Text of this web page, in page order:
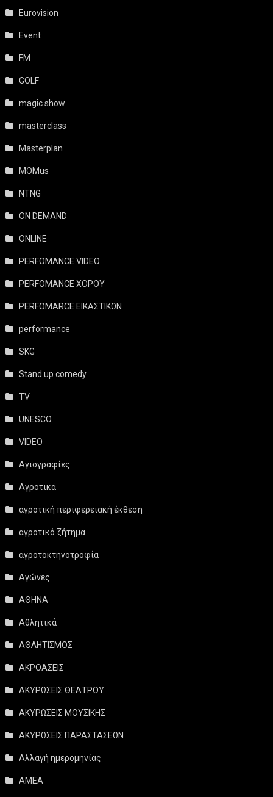
Eurovision
Event
FM
GOLF
magic show
masterclass
Masterplan
MOMus
NTNG
ON DEMAND
ONLINE
PERFOMANCE VIDEO
PERFOMANCE ΧΟΡΟΥ
PERFOMARCE ΕΙΚΑΣΤΙΚΩΝ
performance
SKG
Stand up comedy
TV
UNESCO
VIDEO
Αγιογραφίες
Αγροτικά
αγροτική περιφερειακή έκθεση
αγροτικό ζήτημα
αγροτοκτηνοτροφία
Αγώνες
ΑΘΗΝΑ
Αθλητικά
ΑΘΛΗΤΙΣΜΟΣ
ΑΚΡΟΑΣΕΙΣ
ΑΚΥΡΩΣΕΙΣ ΘΕΑΤΡΟΥ
ΑΚΥΡΩΣΕΙΣ ΜΟΥΣΙΚΗΣ
ΑΚΥΡΩΣΕΙΣ ΠΑΡΑΣΤΑΣΕΩΝ
Αλλαγή ημερομηνίας
ΑΜΕΑ